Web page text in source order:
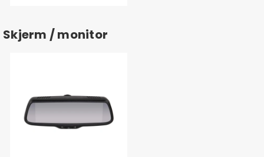
Skjerm / monitor